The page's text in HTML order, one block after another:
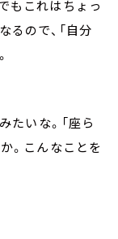
もこれはちょっ
るので、「自分
たいな。「座ら
。こんなことを